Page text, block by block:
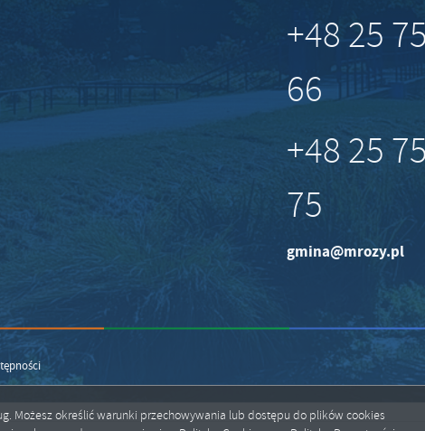
+48 25
66
+48 25
75
gmina@mrozy.pl
Możesz określić warunki przechowywania lub dostępu do plików cookies